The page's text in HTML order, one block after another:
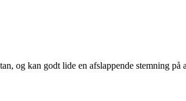
og kan godt lide en afslappende stemning